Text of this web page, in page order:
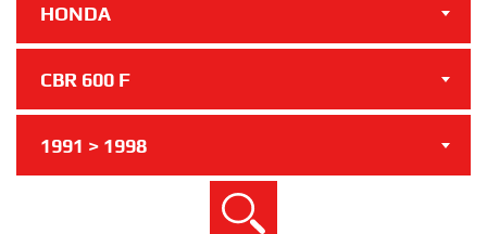
HONDA
CBR 600 F
1991 > 1998
Cerca